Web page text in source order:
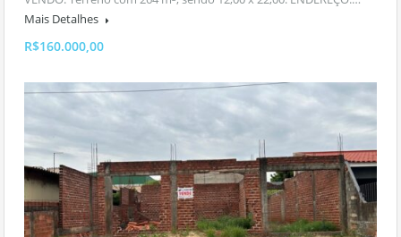
Mais Detalhes
R$160.000,00